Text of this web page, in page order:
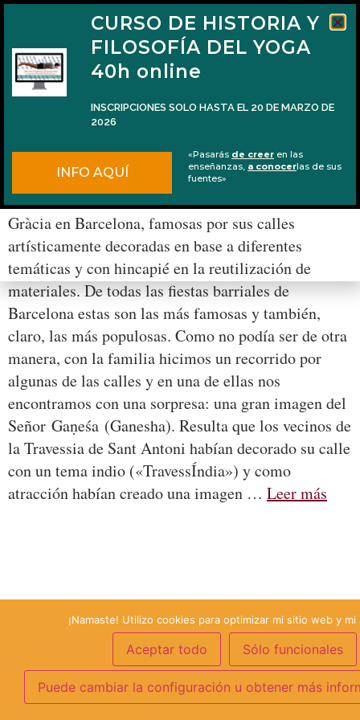
Vināyaka caturthī 2014 y las piernas cruzadas
de Gaṇeśa
Hace unos días fueron las Fiestas del barrio de
Gràcia en Barcelona, famosas por sus calles
artísticamente decoradas en base a diferentes
temáticas y con hincapié en la reutilización de
materiales. De todas las fiestas barriales de
Barcelona estas son las más famosas y también,
claro, las más populosas. Como no podía ser de otra
manera, con la familia hicimos un recorrido por
algunas de las calles y en una de ellas nos
encontramos con una sorpresa: una gran imagen del
Señor Gaṇeśa (Ganesha). Resulta que los vecinos de
la Travessia de Sant Antoni habían decorado su calle
con un tema indio («TravessÍndia») y como
atracción habían creado una imagen … Leer más
¡Namaste! Utilizo cookies para optimizar mi sitio web y mi
Aceptar todo Sólo funcionales
Puede cambiar la configuración u obtener más
CURSO DE HISTORIA Y
FILOSOFÍA DEL YOGA
40h online
INSCRIPCIONES SOLO HASTA EL 20 DE MARZO DE
2026
INFO AQUÍ
«Pasarás de creer en las
enseñanzas, a conocerlas de sus
fuentes»